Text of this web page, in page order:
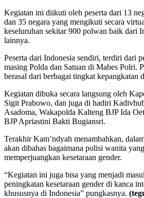
Kegiatan ini diikuti oleh peserta dari 13
dan 35 negara yang mengikuti secara
keseluruhan sekitar 900 polwan baik dari
lainnya.
Peserta dari Indonesia sendiri, terdiri dari
masing Polda dan Satuan di Mabes Polri.
berasal dari berbagai tingkat kepangkatan
Kegiatan dibuka secara langsung oleh
Sigit Prabowo, dan juga di hadiri
Asadoma, Wakapolda Kalteng BJP Ida
BJP Apriastini Bakti Bugiansri.
Terakhir Kam’ndyah menambahkan,
akan dibahas bagaimana polisi wanita
memperjuangkan kesetaraan gender.
“Kegiatan ini juga bisa yang menjadi
peningkatan kesetaraan gender di kanca
khususnya di Indonesia” pungkasnya.